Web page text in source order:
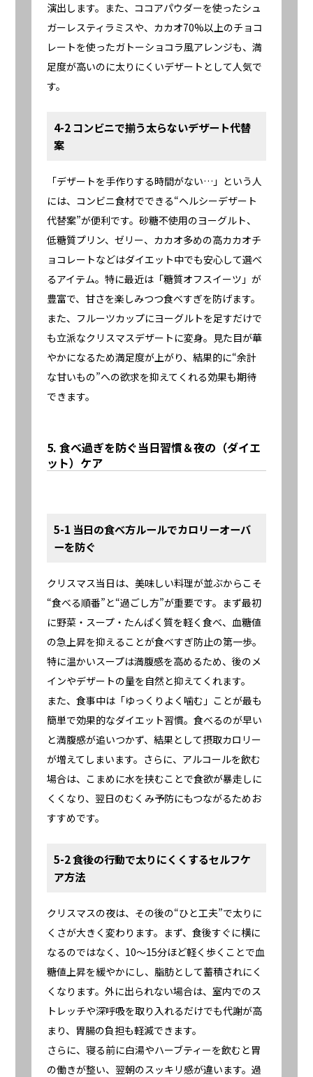
演出します。また、ココアパウダーを使ったシュ
ガーレスティラミスや、カカオ70%以上のチョコ
レートを使ったガトーショコラ風アレンジも、満
足度が高いのに太りにくいデザートとして人気で
す。
4-2 コンビニで揃う太らないデザート代替
案
「デザートを手作りする時間がない…」という人
には、コンビニ食材でできる“ヘルシーデザート
代替案”が便利です。砂糖不使用のヨーグルト、
低糖質プリン、ゼリー、カカオ多めの高カカオチ
ョコレートなどはダイエット中でも安心して選べ
るアイテム。特に最近は「糖質オフスイーツ」が
豊富で、甘さを楽しみつつ食べすぎを防げます。
また、フルーツカップにヨーグルトを足すだけで
も立派なクリスマスデザートに変身。見た目が華
やかになるため満足度が上がり、結果的に“余計
な甘いもの”への欲求を抑えてくれる効果も期待
できます。
5. 食べ過ぎを防ぐ当日習慣＆夜の（ダイエ
ット）ケア
5-1 当日の食べ方ルールでカロリーオーバ
ーを防ぐ
クリスマス当日は、美味しい料理が並ぶからこそ
“食べる順番”と“過ごし方”が重要です。まず最初
に野菜・スープ・たんぱく質を軽く食べ、血糖値
の急上昇を抑えることが食べすぎ防止の第一歩。
特に温かいスープは満腹感を高めるため、後のメ
インやデザートの量を自然と抑えてくれます。
また、食事中は「ゆっくりよく噛む」ことが最も
簡単で効果的なダイエット習慣。食べるのが早い
と満腹感が追いつかず、結果として摂取カロリー
が増えてしまいます。さらに、アルコールを飲む
場合は、こまめに水を挟むことで食欲が暴走しに
くくなり、翌日のむくみ予防にもつながるためお
すすめです。
5-2 食後の行動で太りにくくするセルフケ
ア方法
クリスマスの夜は、その後の“ひと工夫”で太りに
くさが大きく変わります。まず、食後すぐに横に
なるのではなく、10〜15分ほど軽く歩くことで血
糖値上昇を緩やかにし、脂肪として蓄積されにく
くなります。外に出られない場合は、室内でのス
トレッチや深呼吸を取り入れるだけでも代謝が高
まり、胃腸の負担も軽減できます。
さらに、寝る前に白湯やハーブティーを飲むと胃
の働きが整い、翌朝のスッキリ感が違います。過